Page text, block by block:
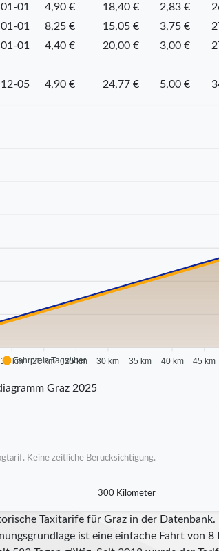
01 4,90 € 18,40 € 2,83 €
01 8,25 € 15,05 € 3,75 €
01 4,40 € 20,00 € 3,00 €
05 4,90 € 24,77 € 5,00 €
15 km 20 km 25 km 30 km 35 km 40 km 45 km
Fahrpreis Tagsüber
Graz 2025
Keine zeitliche Berücksichtigung.
300 Kilometer
Taxitarife für Graz in der
ist eine einfache Fahrt von